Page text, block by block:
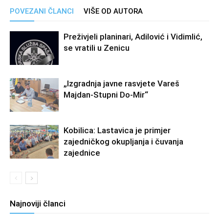
POVEZANI ČLANCI VIŠE OD AUTORA
Preživjeli planinari, Adilović i Vidimlić,
se vratili u Zenicu
„Izgradnja javne rasvjete Vareš
Majdan-Stupni Do-Mir“
Kobilica: Lastavica je primjer
zajedničkog okupljanja i čuvanja
zajednice
Najnoviji članci